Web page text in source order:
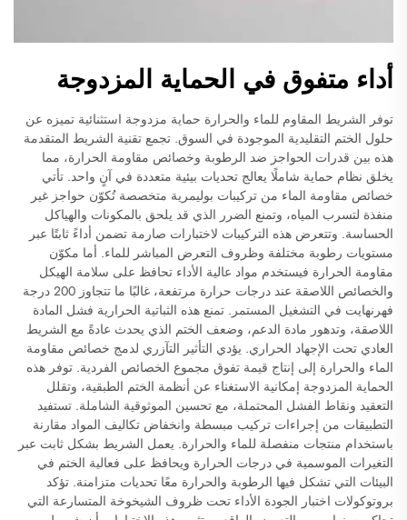
أداء متفوق في الحماية المزدوجة
توفر الشريط المقاوم للماء والحرارة حماية مزدوجة استثنائية تميزه عن
حلول الختم التقليدية الموجودة في السوق. تجمع تقنية الشريط المتقدمة
هذه بين قدرات الحواجز ضد الرطوبة وخصائص مقاومة الحرارة، مما
يخلق نظام حماية شاملًا يعالج تحديات بيئية متعددة في آنٍ واحد. تأتي
خصائص مقاومة الماء من تركيبات بوليمرية متخصصة تُكوّن حواجز غير
منفذة لتسرب المياه، وتمنع الضرر الذي قد يلحق بالمكونات والهياكل
الحساسة. وتتعرض هذه التركيبات لاختبارات صارمة تضمن أداءً ثابتًا عبر
مستويات رطوبة مختلفة وظروف التعرض المباشر للماء. أما مكوّن
مقاومة الحرارة فيستخدم مواد عالية الأداء تحافظ على سلامة الهيكل
والخصائص اللاصقة عند درجات حرارة مرتفعة، غالبًا ما تتجاوز 200 درجة
فهرنهايت في التشغيل المستمر. تمنع هذه الثباتية الحرارية فشل المادة
اللاصقة، وتدهور مادة الدعم، وضعف الختم الذي يحدث عادةً مع الشريط
العادي تحت الإجهاد الحراري. يؤدي التأثير التآزري لدمج خصائص مقاومة
الماء والحرارة إلى إنتاج قيمة تفوق مجموع الخصائص الفردية. توفر هذه
الحماية المزدوجة إمكانية الاستغناء عن أنظمة الختم الطبقية، وتقلل
التعقيد ونقاط الفشل المحتملة، مع تحسين الموثوقية الشاملة. تستفيد
التطبيقات من إجراءات تركيب مبسطة وانخفاض تكاليف المواد مقارنة
باستخدام منتجات منفصلة للماء والحرارة. يعمل الشريط بشكل ثابت عبر
التغيرات الموسمية في درجات الحرارة ويحافظ على فعالية الختم في
البيئات التي تشكل فيها الرطوبة والحرارة معًا تحديات متزامنة. تؤكد
بروتوكولات اختبار الجودة الأداء تحت ظروف الشيخوخة المتسارعة التي